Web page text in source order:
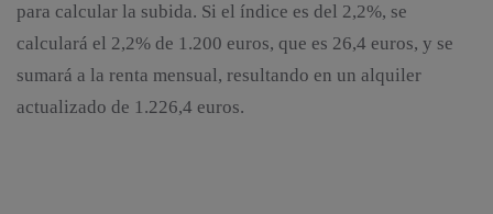
para calcular la subida. Si el índice es del 2,2%, se
calculará el 2,2% de 1.200 euros, que es 26,4 euros, y se
sumará a la renta mensual, resultando en un alquiler
actualizado de 1.226,4 euros.